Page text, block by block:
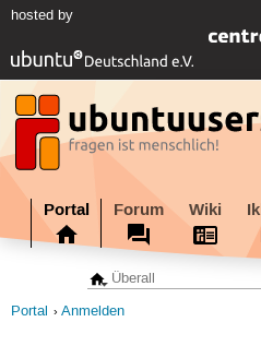
hosted by
Portal Forum Wiki
Portal Anmelden